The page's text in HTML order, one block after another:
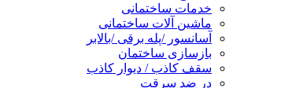
خدمات ساختمانی
ماشین آلات ساختمانی
آسانسور /پله برقی /بالابر
بازسازی ساختمان
سقف کاذب / دیوار کاذب
در ضد سرقت